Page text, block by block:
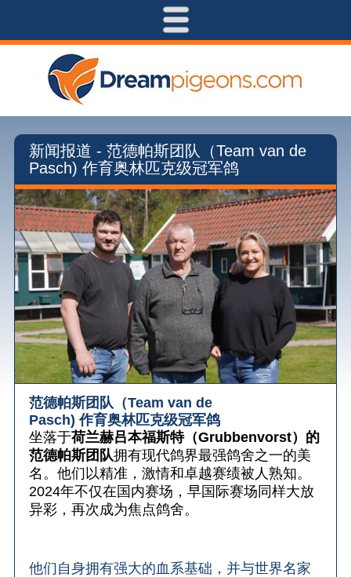
新闻报道 - 范德帕斯团队（Team van de
Pasch) 作育奥林匹克级冠军鸽
范德帕斯团队（Team van de
Pasch) 作育奥林匹克级冠军鸽
坐落于荷兰赫吕本福斯特（Grubbenvorst）的
范德帕斯团队拥有现代鸽界最强鸽舍之一的美
名。他们以精准，激情和卓越赛绩被人熟知。
2024年不仅在国内赛场，早国际赛场同样大放
异彩，再次成为焦点鸽舍。
他们自身拥有强大的血系基础，并与世界名家